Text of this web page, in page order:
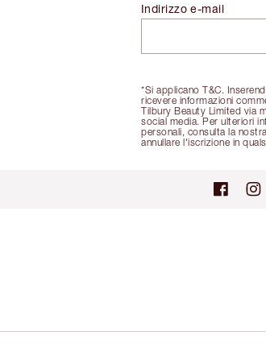
*Si applicano T&C.
ricevere informazioni
Tilbury Beauty Limited via
social media. Per ulteriori
personali, consulta la
annullare l'iscrizione in
Indirizzo e-mail